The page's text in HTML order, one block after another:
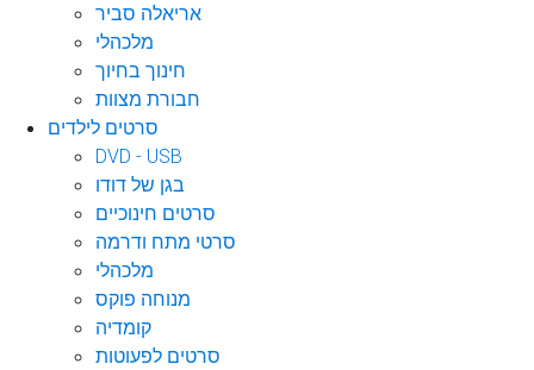
אריאלה סביר
מלכהלי
חינוך בחיוך
חבורת מצוות
סרטים לילדים
DVD - USB
בגן של דודו
סרטים חינוכיים
סרטי מתח ודרמה
מלכהלי
מנוחה פוקס
קומדיה
סרטים לפעוטות